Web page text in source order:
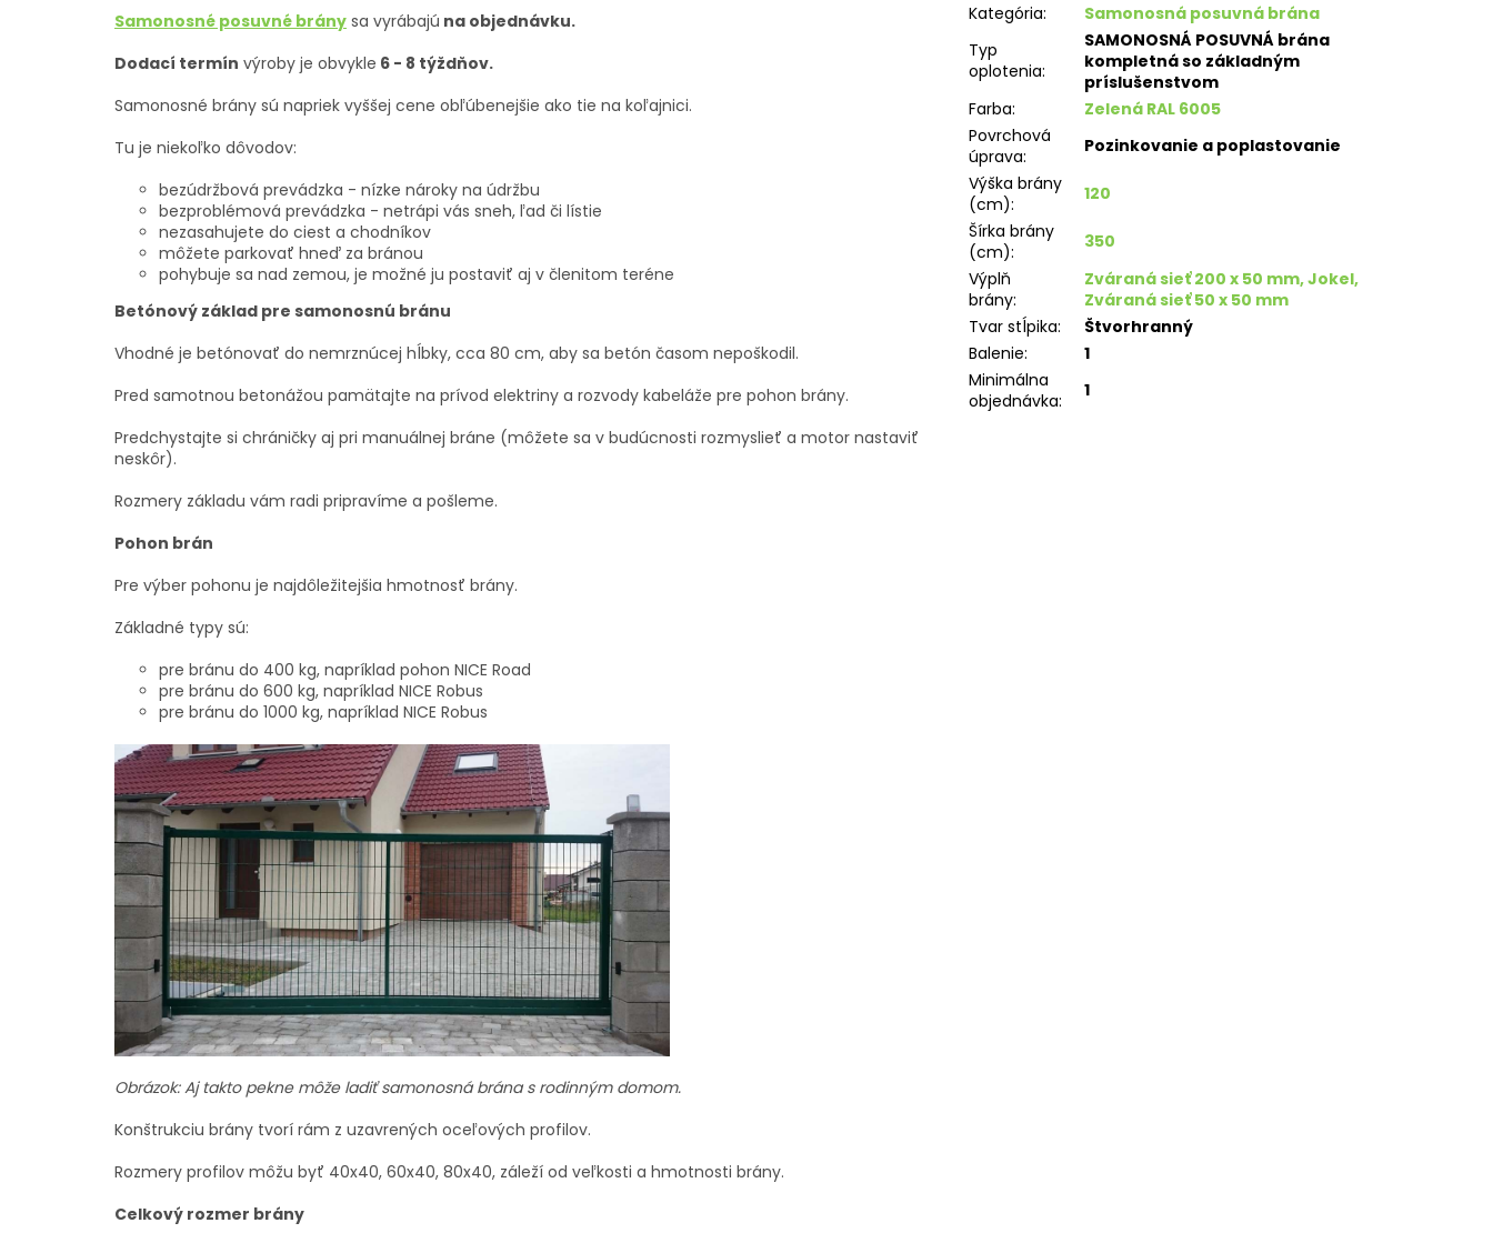
Samonosné posuvné brány sa vyrábajú na objednávku.
Dodací termín výroby je obvykle 6 - 8 týždňov.
Samonosné brány sú napriek vyššej cene obľúbenejšie ako tie na koľajnici.
Tu je niekoľko dôvodov:
bezúdržbová prevádzka - nízke nároky na údržbu
bezproblémová prevádzka - netrápi vás sneh, ľad či lístie
nezasahujete do ciest a chodníkov
môžete parkovať hneď za bránou
pohybuje sa nad zemou, je možné ju postaviť aj v členitom teréne
Betónový základ pre samonosnú bránu
Vhodné je betónovať do nemrznúcej hĺbky, cca 80 cm, aby sa betón časom nepoškodil.
Pred samotnou betonážou pamätajte na prívod elektriny a rozvody kabeláže pre pohon brány.
Predchystajte si chráničky aj pri manuálnej bráne (môžete sa v budúcnosti rozmyslieť a motor nastaviť
neskôr).
Rozmery základu vám radi pripravíme a pošleme.
Pohon brán
Pre výber pohonu je najdôležitejšia hmotnosť brány.
Základné typy sú:
pre bránu do 400 kg, napríklad pohon NICE Road
pre bránu do 600 kg, napríklad NICE Robus
pre bránu do 1000 kg, napríklad NICE Robus
Obrázok: Aj takto pekne môže ladiť samonosná brána s rodinným domom.
Konštrukciu brány tvorí rám z uzavrených oceľových profilov.
Rozmery profilov môžu byť 40x40, 60x40, 80x40, záleží od veľkosti a hmotnosti brány.
Celkový rozmer brány
Kategória:
Samonosná posuvná brána
Typ
oplotenia:
SAMONOSNÁ POSUVNÁ brána
kompletná so základným
príslušenstvom
Farba:
Zelená RAL 6005
Povrchová
úprava:
Pozinkovanie a poplastovanie
Výška brány
(cm):
120
Šírka brány
(cm):
350
Výplň
brány:
Zváraná sieť 200 x 50 mm, Jokel,
Zváraná sieť 50 x 50 mm
Tvar stĺpika:
Štvorhranný
Balenie:
1
Minimálna
objednávka: 1